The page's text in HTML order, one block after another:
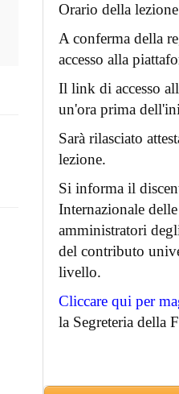
Orario della
A conferma della
accesso alla
Il link di accesso
un'ora prima
Sarà rilasciato
lezione.
Si informa il
Internazionale
amministratori
del contributo
livello.
Cliccare qui per
la Segreteria della